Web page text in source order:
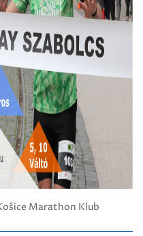
Marathon Klub